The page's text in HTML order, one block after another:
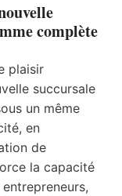
complète
plaisir
succursale
un même
en
de
la capacité